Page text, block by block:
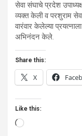
सेवा संघाचे प्रदेश
व्यक्त केली व परशुराम
वारंवार केलेल्या
अभिनंदन केले.
Share this:
X
Like this:
Loading…